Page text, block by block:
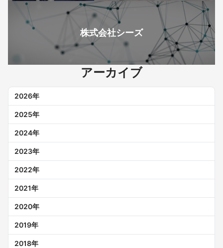
株式会社シーズ
アーカイブ
2026年
2025年
2024年
2023年
2022年
2021年
2020年
2019年
2018年